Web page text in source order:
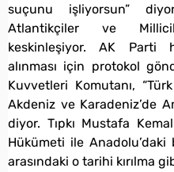
suçunu işliyorsun”
Atlantikçiler ve
keskinleşiyor. AK Parti
alınması için protokol
Kuvvetleri Komutanı,
Akdeniz ve Karadeniz’de
diyor. Tıpkı Mustafa
Hükümeti ile Anadolu’daki
arasındaki o tarihi kırılma